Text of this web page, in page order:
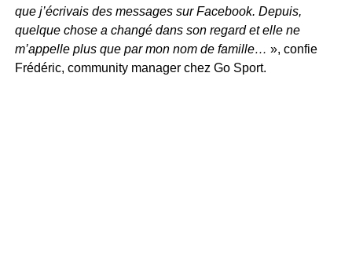
que j’écrivais des messages sur Facebook. Depuis,
quelque chose a changé dans son regard et elle ne
m’appelle plus que par mon nom de famille… », confie
Frédéric, community manager chez Go Sport.